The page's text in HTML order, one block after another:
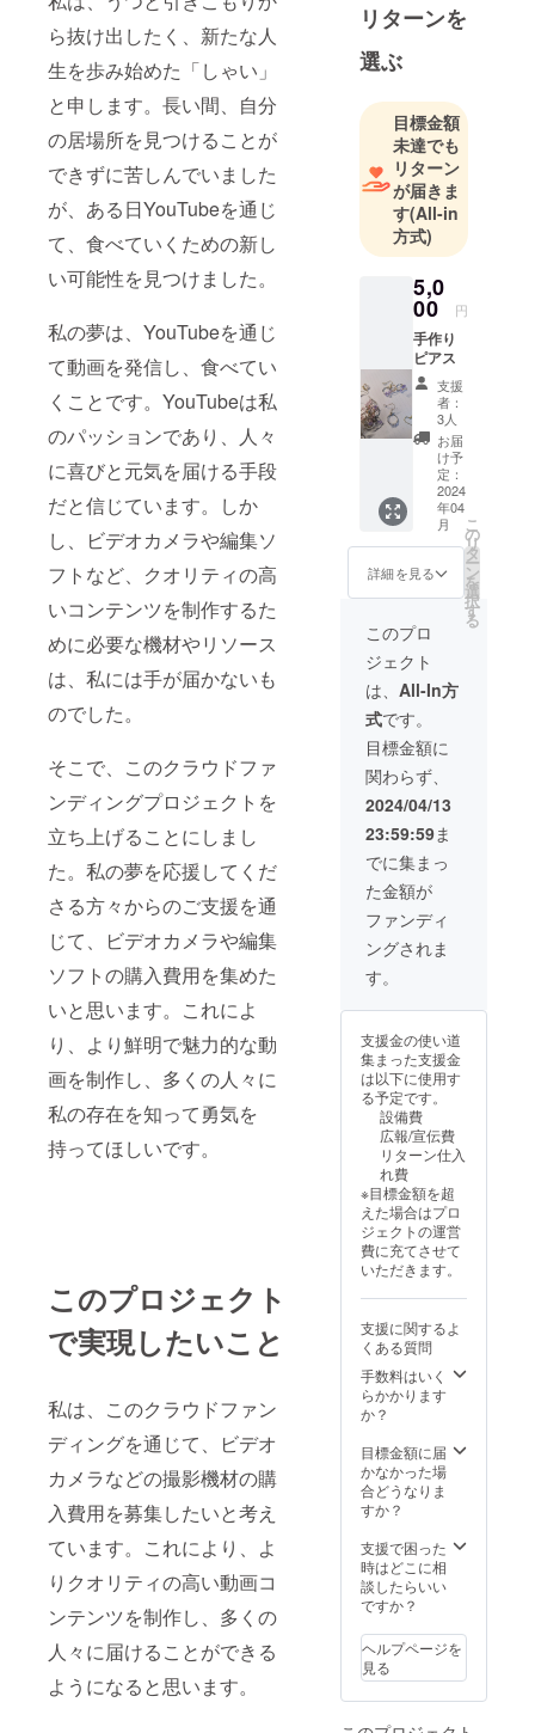
ら抜け出したく、新たな人
生を歩み始めた「しゃい」
と申します。長い間、自分
の居場所を見つけることが
できずに苦しんでいました
が、ある日YouTubeを通じ
て、食べていくための新し
い可能性を見つけました。
私の夢は、YouTubeを通じ
て動画を発信し、食べてい
くことです。YouTubeは私
のパッションであり、人々
に喜びと元気を届ける手段
だと信じています。しか
し、ビデオカメラや編集ソ
フトなど、クオリティの高
いコンテンツを制作するた
めに必要な機材やリソース
は、私には手が届かないも
のでした。
そこで、このクラウドファ
ンディングプロジェクトを
立ち上げることにしまし
た。私の夢を応援してくだ
さる方々からのご支援を通
じて、ビデオカメラや編集
ソフトの購入費用を集めた
いと思います。これによ
り、より鮮明で魅力的な動
画を制作し、多くの人々に
私の存在を知って勇気を
持ってほしいです。
このプロジェクト
で実現したいこと
私は、このクラウドファン
ディングを通じて、ビデオ
カメラなどの撮影機材の購
入費用を募集したいと考え
ています。これにより、よ
りクオリティの高い動画コ
ンテンツを制作し、多くの
人々に届けることができる
ようになると思います。
リターンを
選ぶ
目標金額
未達でも
リターン
が届きま
す(All-in
方式)
5,0
00 円
手作り
ピアス
支援
者：
3人
お届
け予
定：
2024
年04
月
詳細を見る
こ
の
リ
タ
ー
ン
を
選
択
す
る
このプロ
ジェクト
は、 All-In方
式です。
目標金額に
関わらず、
2024/04/13
23:59:59ま
でに集まっ
た金額が
ファンディ
ングされま
す。
支援金の使い道
集まった支援金
は以下に使用す
る予定です。
設備費
広報/宣伝費
リターン仕入
れ費
※目標金額を超
えた場合はプロ
ジェクトの運営
費に充てさせて
いただきます。
支援に関するよ
くある質問
手数料はいく
らかかります
か？
目標金額に届
かなかった場
合どうなりま
すか？
支援で困った
時はどこに相
談したらいい
ですか？
ヘルプページを
見る